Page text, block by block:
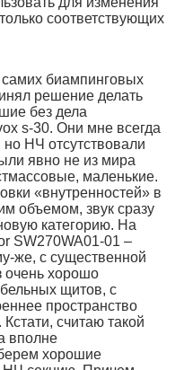
соответствующих
самих биампинговых
решение делать
без дела
s-30. Они мне всегда
НЧ отсутствовали
явно не из мира
маленькие.
«внутренностей» в
объемом, звук сразу
категорию. На
SW270WA01-01 –
же, с существенной
очень хорошо
щитов, с
пространство
считаю такой
вполне
хорошие